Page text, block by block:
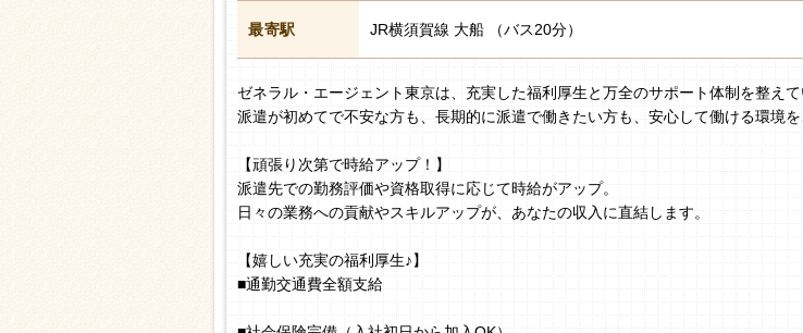
最寄駅 JR横須賀線 大船 （バス20分）
ゼネラル・エージェント東京は、充実した福利厚生と万全のサポート体制を整えて
派遣が初めてで不安な方も、長期的に派遣で働きたい方も、安心して働ける環境を
【頑張り次第で時給アップ！】
派遣先での勤務評価や資格取得に応じて時給がアップ。
日々の業務への貢献やスキルアップが、あなたの収入に直結します。
【嬉しい充実の福利厚生♪】
■通勤交通費全額支給